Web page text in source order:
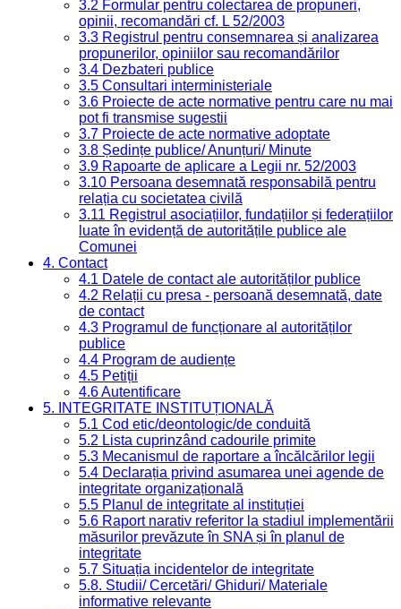
3.2 Formular pentru colectarea de propuneri,
opinii, recomandări cf. L 52/2003
3.3 Registrul pentru consemnarea și analizarea
propunerilor, opiniilor sau recomandărilor
3.4 Dezbateri publice
3.5 Consultari interministeriale
3.6 Proiecte de acte normative pentru care nu mai
pot fi transmise sugestii
3.7 Proiecte de acte normative adoptate
3.8 Ședințe publice/ Anunțuri/ Minute
3.9 Rapoarte de aplicare a Legii nr. 52/2003
3.10 Persoana desemnată responsabilă pentru
relația cu societatea civilă
3.11 Registrul asociațiilor, fundațiilor și federațiilor
luate în evidență de autoritățile publice ale
Comunei
4. Contact
4.1 Datele de contact ale autorităților publice
4.2 Relații cu presa - persoană desemnată, date
de contact
4.3 Programul de funcționare al autorităților
publice
4.4 Program de audiențe
4.5 Petiții
4.6 Autentificare
5. INTEGRITATE INSTITUȚIONALĂ
5.1 Cod etic/deontologic/de conduită
5.2 Lista cuprinzând cadourile primite
5.3 Mecanismul de raportare a încălcărilor legii
5.4 Declarația privind asumarea unei agende de
integritate organizațională
5.5 Planul de integritate al instituției
5.6 Raport narativ referitor la stadiul implementării
măsurilor prevăzute în SNA și în planul de
integritate
5.7 Situația incidentelor de integritate
5.8. Studii/ Cercetări/ Ghiduri/ Materiale
informative relevante